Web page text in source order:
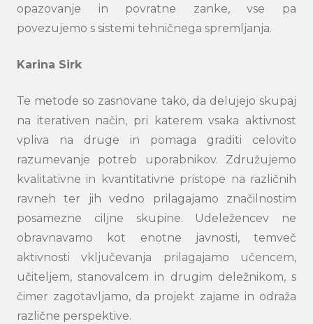
opazovanje in povratne zanke, vse pa
povezujemo s sistemi tehničnega spremljanja.
Karina Sirk
Te metode so zasnovane tako, da delujejo skupaj
na iterativen način, pri katerem vsaka aktivnost
vpliva na druge in pomaga graditi celovito
razumevanje potreb uporabnikov. Združujemo
kvalitativne in kvantitativne pristope na različnih
ravneh ter jih vedno prilagajamo značilnostim
posamezne ciljne skupine. Udeležencev ne
obravnavamo kot enotne javnosti, temveč
aktivnosti vključevanja prilagajamo učencem,
učiteljem, stanovalcem in drugim deležnikom, s
čimer zagotavljamo, da projekt zajame in odraža
različne perspektive.